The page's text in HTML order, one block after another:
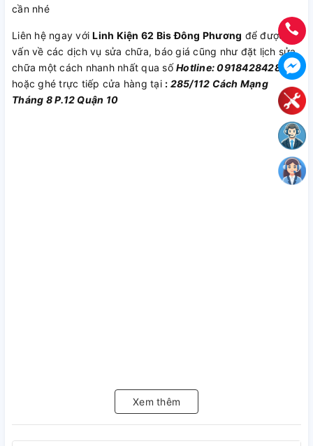
cần nhé
Liên hệ ngay vớiLinh Kiện 62 Bis Đông Phương để được tư
vấn về các dịch vụ sửa chữa, báo giá cũng như đặt lịch sửa
chữa một cách nhanh nhất qua sốHotline: 0918428428
hoặc ghé trực tiếp cửa hàng tại : 285/112 Cách Mạng
Tháng 8 P.12 Quận 10
Xem thêm